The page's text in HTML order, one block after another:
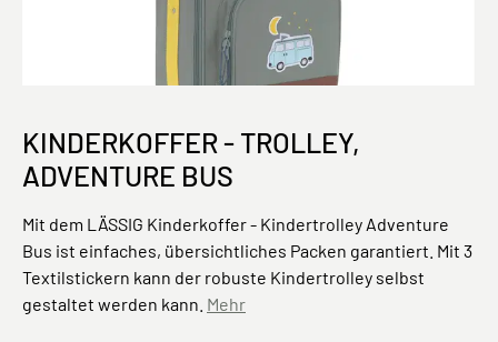
KINDERKOFFER - TROLLEY,
ADVENTURE BUS
Mit dem LÄSSIG Kinderkoffer - Kindertrolley Adventure
Bus ist einfaches, übersichtliches Packen garantiert. Mit 3
Textilstickern kann der robuste Kindertrolley selbst
gestaltet werden kann. Mehr